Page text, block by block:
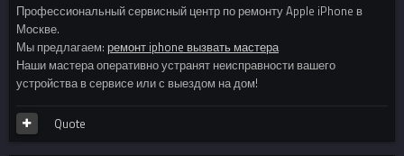
Профессиональный сервисный центр по ремонту Apple iPhone в
Москве.
Мы предлагаем: ремонт iphone вызвать мастера
Наши мастера оперативно устранят неисправности вашего
устройства в сервисе или с выездом на дом!
Quote